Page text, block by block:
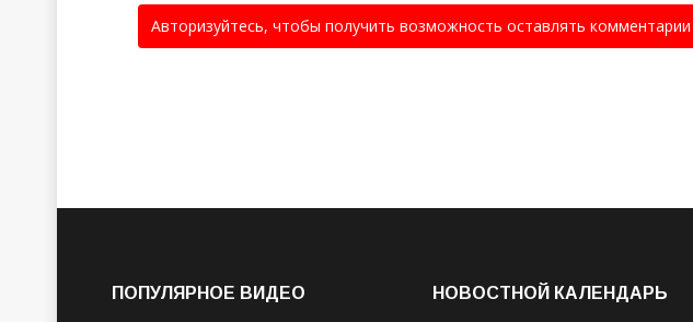
Авторизуйтесь, чтобы получить возможность оставлять комментарии
ПОПУЛЯРНОЕ ВИДЕО НОВОСТНОЙ КАЛЕНДАРЬ